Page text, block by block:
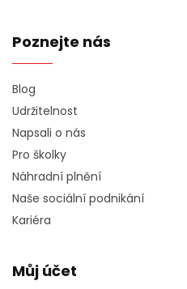
Poznejte nás
Blog
Udržitelnost
Napsali o nás
Pro školky
Náhradní plnění
Naše sociální podnikání
Kariéra
Můj účet